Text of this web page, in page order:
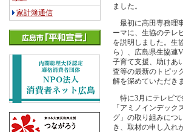
家計簿通信
ました。
最初に高田専務理
ーマに、生協のテレ
を説明しました。生
ら）、広島県生協連
子育て支援、助けあ
査等の最新のトピッ
解を深めていただき
特に3月にテレビで
「アミノインデッ
グ」の取り組みにつ
き、取材の申し入れ